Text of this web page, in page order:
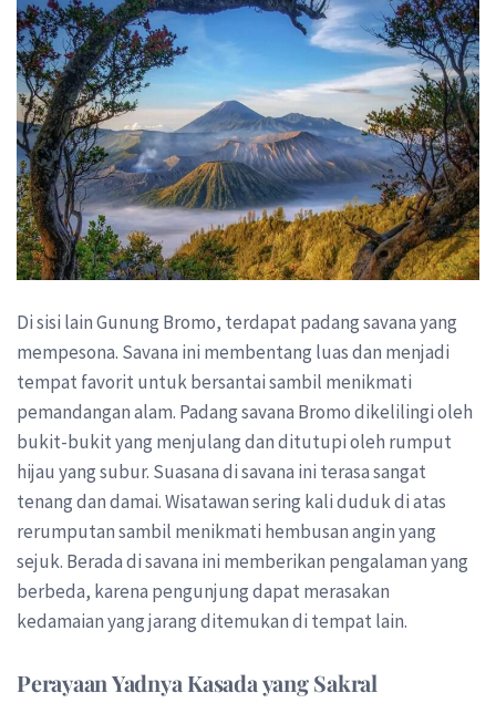
Di sisi lain Gunung Bromo, terdapat padang savana yang
mempesona. Savana ini membentang luas dan menjadi
tempat favorit untuk bersantai sambil menikmati
pemandangan alam. Padang savana Bromo dikelilingi oleh
bukit-bukit yang menjulang dan ditutupi oleh rumput
hijau yang subur. Suasana di savana ini terasa sangat
tenang dan damai. Wisatawan sering kali duduk di atas
rerumputan sambil menikmati hembusan angin yang
sejuk. Berada di savana ini memberikan pengalaman yang
berbeda, karena pengunjung dapat merasakan
kedamaian yang jarang ditemukan di tempat lain.
Perayaan Yadnya Kasada yang Sakral